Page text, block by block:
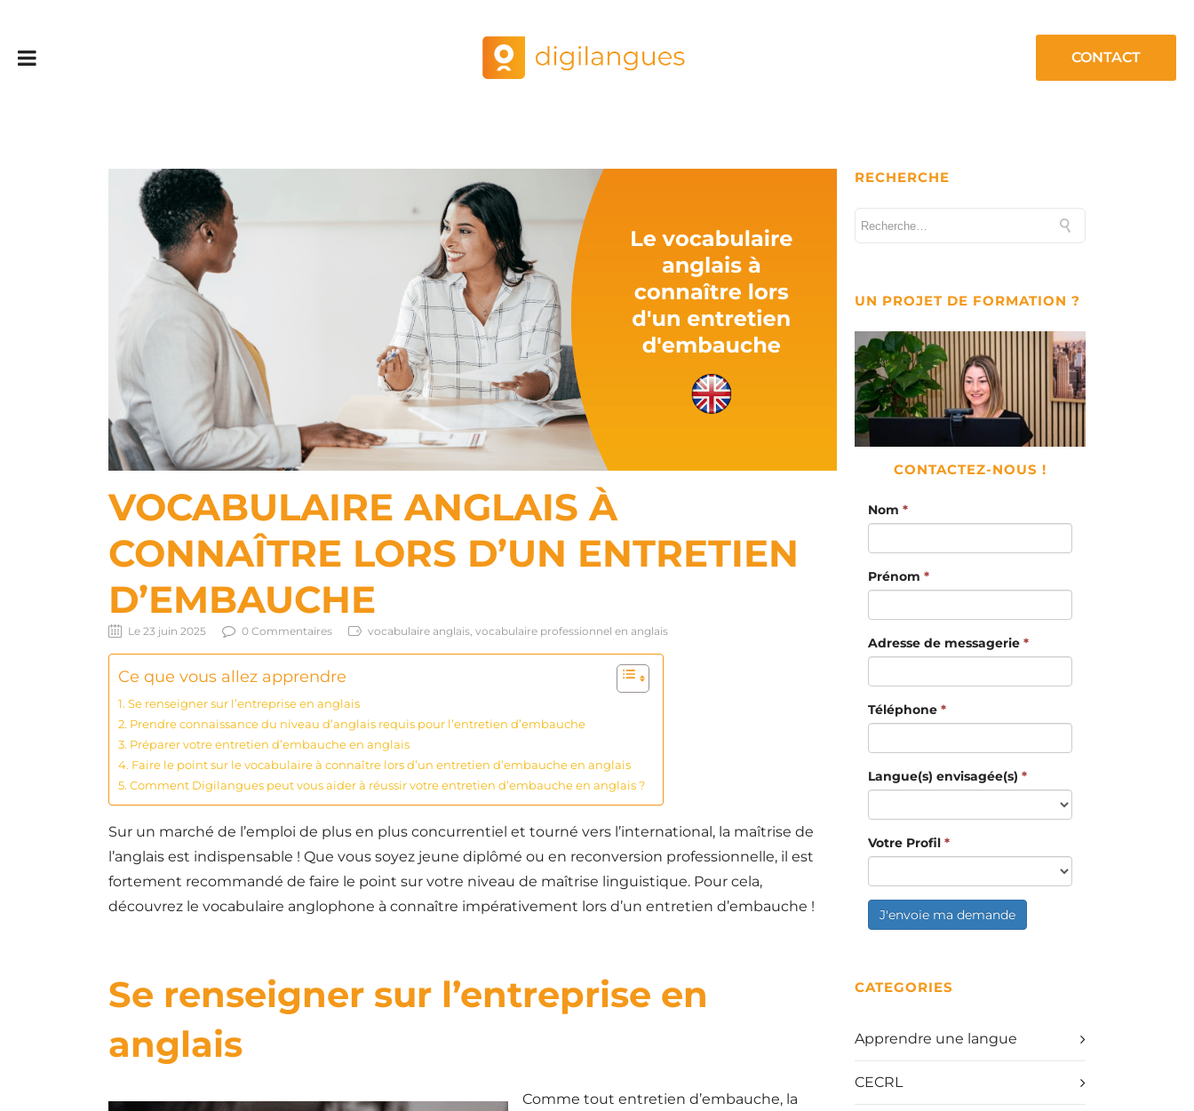
CONTACT
VOCABULAIRE ANGLAIS À
CONNAÎTRE LORS D’UN ENTRETIEN
D’EMBAUCHE
Le 23 juin 2025 0 Commentaires vocabulaire anglais, vocabulaire professionnel en anglais
Ce que vous allez apprendre
Se renseigner sur l’entreprise en anglais
Prendre connaissance du niveau d’anglais requis pour l’entretien d’embauche
Préparer votre entretien d’embauche en anglais
Faire le point sur le vocabulaire à connaître lors d’un entretien d’embauche en anglais
Comment Digilangues peut vous aider à réussir votre entretien d’embauche en anglais ?
Sur un marché de l’emploi de plus en plus concurrentiel et tourné vers l’international, la maîtrise de
l’anglais est indispensable ! Que vous soyez jeune diplômé ou en reconversion professionnelle, il est
fortement recommandé de faire le point sur votre niveau de maîtrise linguistique. Pour cela,
découvrez le vocabulaire anglophone à connaître impérativement lors d’un entretien d’embauche !
Se renseigner sur l’entreprise en
anglais
Comme tout entretien d’embauche, la
RECHERCHE
UN PROJET DE FORMATION ?
CONTACTEZ-NOUS !
Nom *
Prénom *
Adresse de messagerie *
Téléphone *
Langue(s) envisagée(s) *
Votre Profil *
J'envoie ma demande
CATEGORIES
Apprendre une langue
CECRL